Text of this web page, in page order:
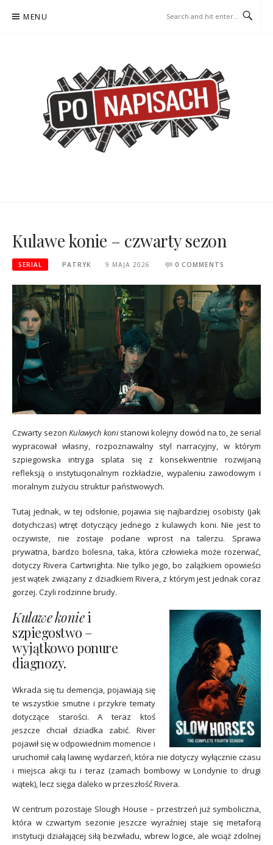
MENU
Kulawe konie – czwarty sezon
SERIAL PATRYK 9 MAJA 2026 0 COMMENTS
Czwarty sezon Kulawych konistanowi kolejny dowód na to, że serial
wypracował własny, rozpoznawalny styl narracyjny, w którym
szpiegowska intryga splata się z konsekwentnie rozwijaną
refleksją o instytucjonalnym rozkładzie, wypaleniu zawodowym i
moralnym zużyciu struktur państwowych.
Tutaj jednak, w tej odsłonie, pojawia się najbardziej osobisty (jak
dotychczas) wtręt dotyczący jednego z kulawych koni. Nie jest to
oczywiste, nie zostaje podane wprost na talerzu. Sprawa
prywatna, bardzo bolesna, taka, która człowieka może rozerwać,
dotyczy Rivera Cartwrighta. Nie tylko jego, bo zalążkiem opowieści
jest wątek związany z dziadkiem Rivera, z którym jest jednak coraz
gorzej. Czyli rodzinne brudy.
Kulawe koniei
szpiegostwo –
wyjątkowo ponure
diagnozy.
Wkrada się tu demencja, pojawiają się
te wszystkie smutne i przykre tematy
dotyczące starości. A teraz ktoś
jeszcze chciał dziadka zabić. River
pojawił się w odpowiednim momencie i
uruchomił całą lawinę wydarzeń, która nie dotyczy wyłącznie czasu
i miejsca akcji tu i teraz (zamach bombowy w Londynie to drugi
wątek), lecz sięga daleko w przeszłość Rivera.
W centrum pozostaje Slough House – przestrzeń już symboliczna,
która w czwartym sezonie jeszcze wyraźniej staje się metaforą
instytucji działającej siłą bezwładu, wbrew logice, ale wciąż zdolnej